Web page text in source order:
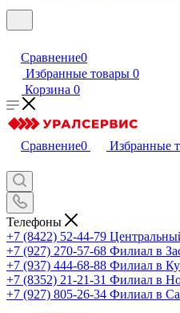
Сравнение0
Избранные товары 0
Корзина 0
Сравнение0 Избранные
Телефоны
+7 (8422) 52-44-79
+7 (927) 270-57-68 Филиал в
+7 (937) 444-68-88 Филиал в
+7 (8352) 21-21-31 Филиал в
+7 (927) 805-26-34 Филиал в